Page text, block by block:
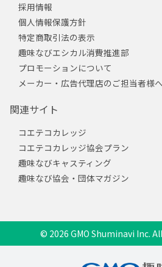
採用情報
個人情報保護方針
特定商取引法の表示
趣味なびエシカル消費推進部
プロモーションについて
メーカー・広告代理店のご担当者様へ
関連サイト
コエテコカレッジ
コエテコカレッジ協会プラン
趣味なびキャスティング
趣味なび協会・団体マガジン
© 2026 GMO Shuminavi Inc.